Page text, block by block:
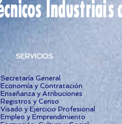
SERVICIOS
Secretaría General
Economía y Contratación
Enseñanza y Atribuciones
Registros y Censo
Visado y Ejercicio Profesional
Empleo y Emprendimiento